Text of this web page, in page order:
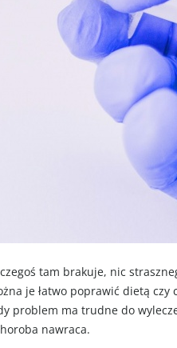
tam brakuje, nic
je łatwo poprawić dietą czy
problem ma trudne do
nawraca.